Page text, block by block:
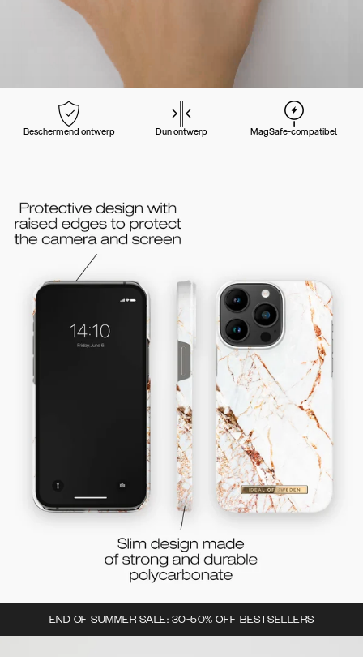
Beschermend ontwerp Dun ontwerp MagSafe-compatibel
END OF SUMMER SALE: 30-50% OFF BESTSELLERS